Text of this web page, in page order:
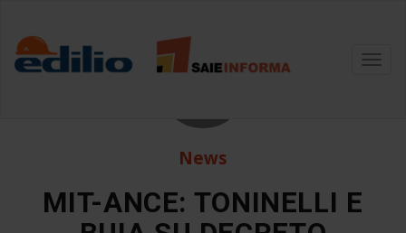
1
News
MIT-ANCE: TONINELLI E